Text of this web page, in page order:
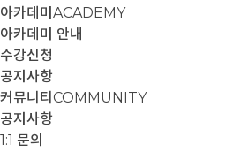
아카데미 ACADEMY
아카데미 안내
수강신청
공지사항
커뮤니티 COMMUNITY
공지사항
1:1 문의